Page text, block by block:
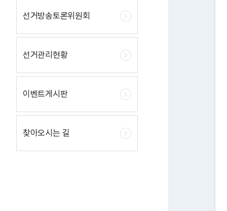
선거방송토론위원회
선거관리현황
이벤트게시판
찾아오시는 길